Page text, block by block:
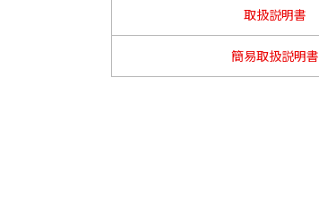
取扱説明書
簡易取扱説明書